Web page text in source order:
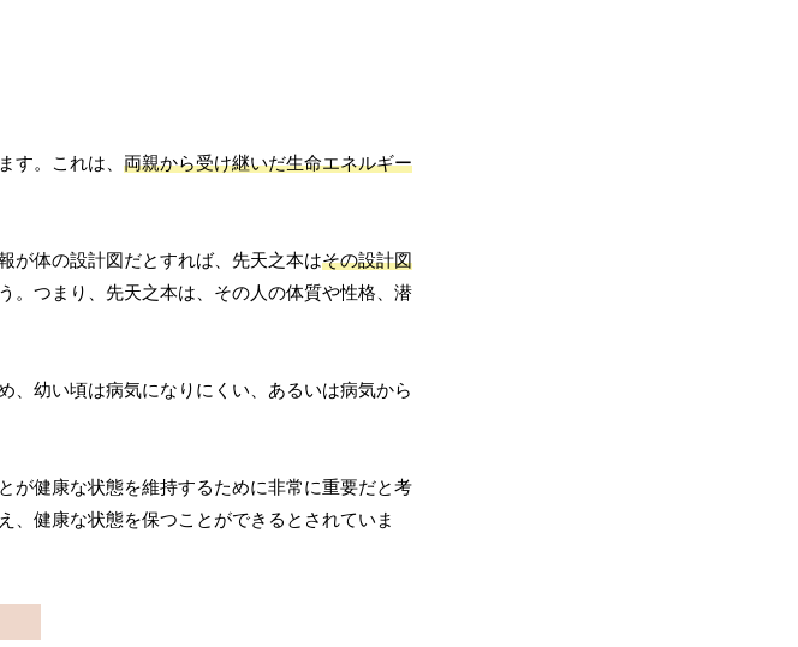
す。これは、 両親から受け継いだ生命エネルギー
が体の設計図だとすれば、先天之本はその設計図
。つまり、先天之本は、その人の体質や性格、潜
、幼い頃は病気になりにくい、あるいは病気から
が健康な状態を維持するために非常に重要だと考
、健康な状態を保つことができるとされていま